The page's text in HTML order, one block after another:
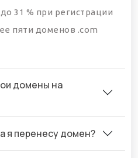
31 % при регистрации
пяти доменов .com
домены на
я перенесу домен?